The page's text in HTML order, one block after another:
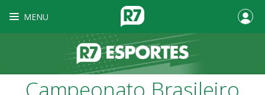
MENU
Campeonato Brasileiro